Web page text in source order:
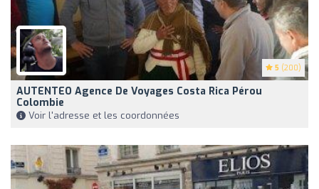
5 (200)
AUTENTEO Agence De Voyages Costa Rica Pérou
Colombie
Voir l'adresse et les coordonnées